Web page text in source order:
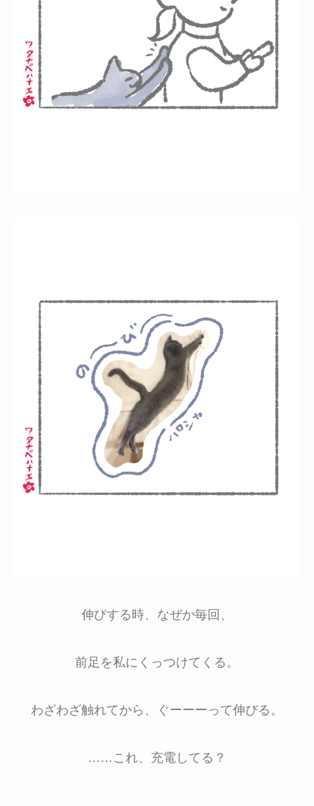
伸びする時、なぜか毎回、
前足を私にくっつけてくる。
わざわざ触れてから、ぐーーーって伸びる。
……これ、充電してる？